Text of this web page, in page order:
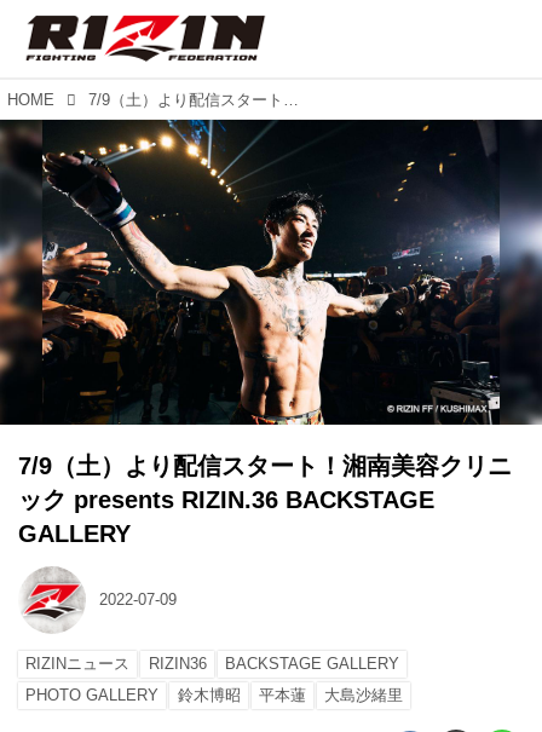
HOME 7/9（土）より配信スタート！湘南美容クリニック presents RIZIN.36 BACKSTAGE GALLERY
7/9（土）より配信スタート！湘南美容クリニ
ック presents RIZIN.36 BACKSTAGE
GALLERY
2022-07-09
RIZINニュース RIZIN36
BACKSTAGE GALLERY
PHOTO GALLERY
鈴木博昭 平本蓮 大島沙緒里